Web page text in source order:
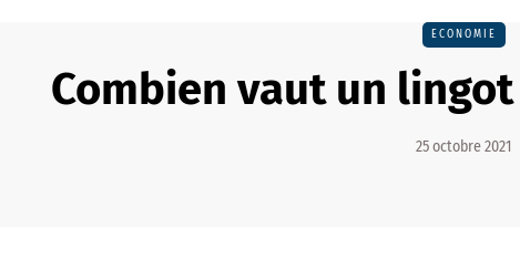
ECONOMIE
Combien vaut un lingot
25 octobre 2021